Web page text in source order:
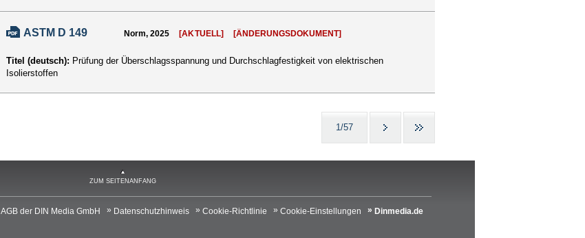
ASTM D 149 Norm, 2025 [AKTUELL] [ÄNDERUNGSDOKUMENT]
Titel (deutsch): Prüfung der Überschlagsspannung und Durchschlagfestigkeit von elektrischen
Isolierstoffen
1/57
ZUM SEITENANFANG
AGB der DIN Media GmbH Datenschutzhinweis Cookie-Richtlinie Cookie-Einstellungen
Dinmedia.de